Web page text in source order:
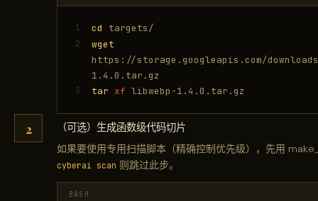
1 cd targets/
2
wget
https://storage.googleapis.com/
1.4.0.tar.gz
3 tar xf libwebp-1.4.0.tar.gz
（可选）生成函数级代码切片
如果要使用专用扫描脚本（精确控制优先级），先用
cyberai scan 则跳过此步。
BASH